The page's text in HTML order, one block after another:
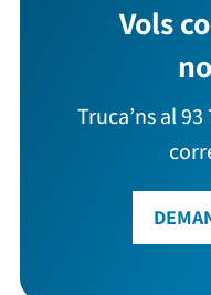
Vols
Truca’ns al 93